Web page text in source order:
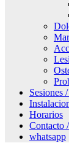
Sesiones
Horarios
Contacto
whatsapp